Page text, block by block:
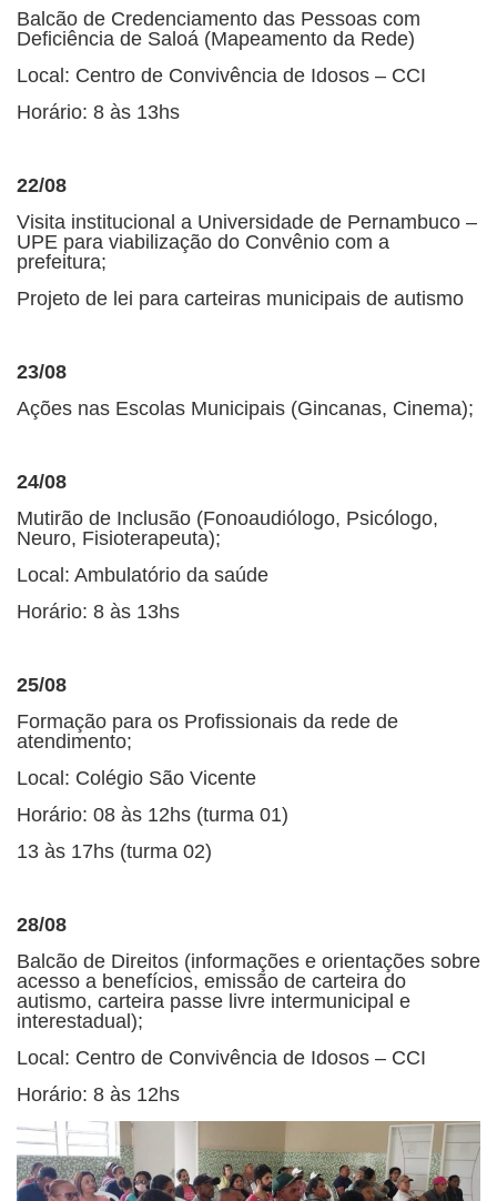
Balcão de Credenciamento das Pessoas com
Deficiência de Saloá (Mapeamento da Rede)
Local: Centro de Convivência de Idosos – CCI
Horário: 8 às 13hs
22/08
Visita institucional a Universidade de Pernambuco –
UPE para viabilização do Convênio com a
prefeitura;
Projeto de lei para carteiras municipais de autismo
23/08
Ações nas Escolas Municipais (Gincanas, Cinema);
24/08
Mutirão de Inclusão (Fonoaudiólogo, Psicólogo,
Neuro, Fisioterapeuta);
Local: Ambulatório da saúde
Horário: 8 às 13hs
25/08
Formação para os Profissionais da rede de
atendimento;
Local: Colégio São Vicente
Horário: 08 às 12hs (turma 01)
13 às 17hs (turma 02)
28/08
Balcão de Direitos (informações e orientações sobre
acesso a benefícios, emissão de carteira do
autismo, carteira passe livre intermunicipal e
interestadual);
Local: Centro de Convivência de Idosos – CCI
Horário: 8 às 12hs